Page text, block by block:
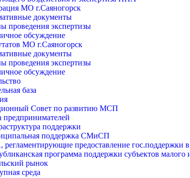
МО г.Саяногорск
документы
проведения экспертизы
обсуждение
МО г.Саяногорск
документы
проведения экспертизы
обсуждение
база
Совет по развитию МСП
предпринимателей
поддержки
поддержка СМиСП
предоставление гос.поддержки
программа поддержки субъектов малого
рынок
среда